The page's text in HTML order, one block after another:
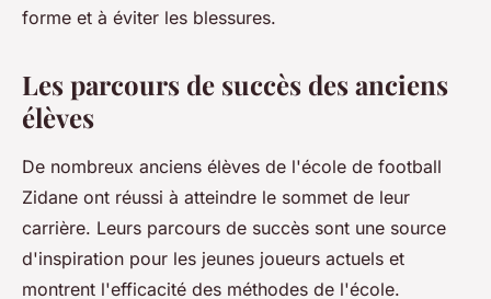
forme et à éviter les blessures.
Les parcours de succès des anciens
élèves
De nombreux anciens élèves de l'école de football
Zidane ont réussi à atteindre le sommet de leur
carrière. Leurs parcours de succès sont une source
d'inspiration pour les jeunes joueurs actuels et
montrent l'efficacité des méthodes de l'école.